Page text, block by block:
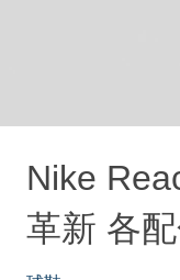
Nike
革新 各